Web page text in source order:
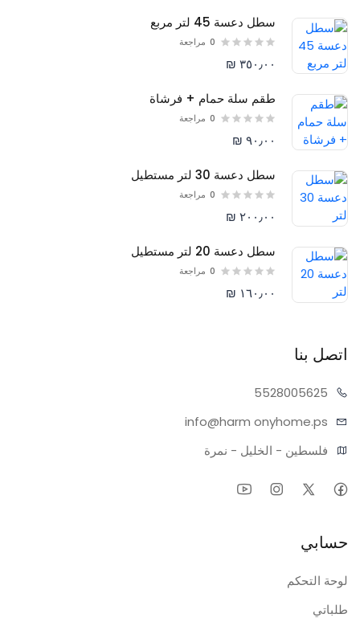
سطل دعسة 45 لتر مربع
0 مراجعة
٣٥٠٫٠٠ ₪
طقم سلة حمام + فرشاة
0 مراجعة
٩٠٫٠٠ ₪
سطل دعسة 30 لتر مستطيل
0 مراجعة
٢٠٠٫٠٠ ₪
سطل دعسة 20 لتر مستطيل
0 مراجعة
١٦٠٫٠٠ ₪
اتصل بنا
05625
55280
info@harm onyhome.ps
فلسطين - الخليل - نمرة
حسابي
لوحة التحكم
طلباتي